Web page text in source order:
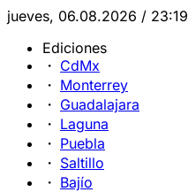
jueves, 06.08.2026 / 23:19
Ediciones
CdMx
Monterrey
Guadalajara
Laguna
Puebla
Saltillo
Bajío